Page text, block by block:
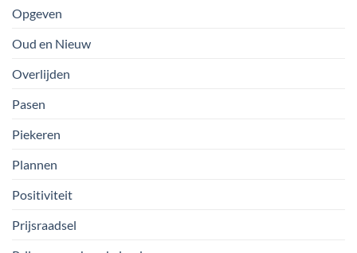
Opgeven
Oud en Nieuw
Overlijden
Pasen
Piekeren
Plannen
Positiviteit
Prijsraadsel